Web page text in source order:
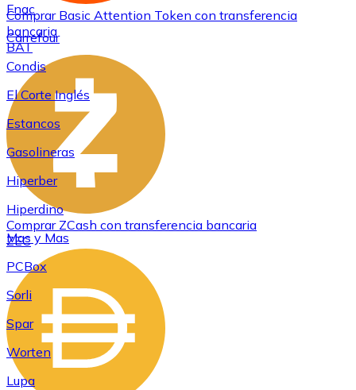
Comprar Basic Attention Token con transferencia
bancaria
BAT
Comprar ZCash con transferencia bancaria
ZEC
Fnac
Carrefour
Condis
El Corte Inglés
Estancos
Gasolineras
Hiperber
Hiperdino
Mas y Mas
PCBox
Sorli
Spar
Worten
Lupa